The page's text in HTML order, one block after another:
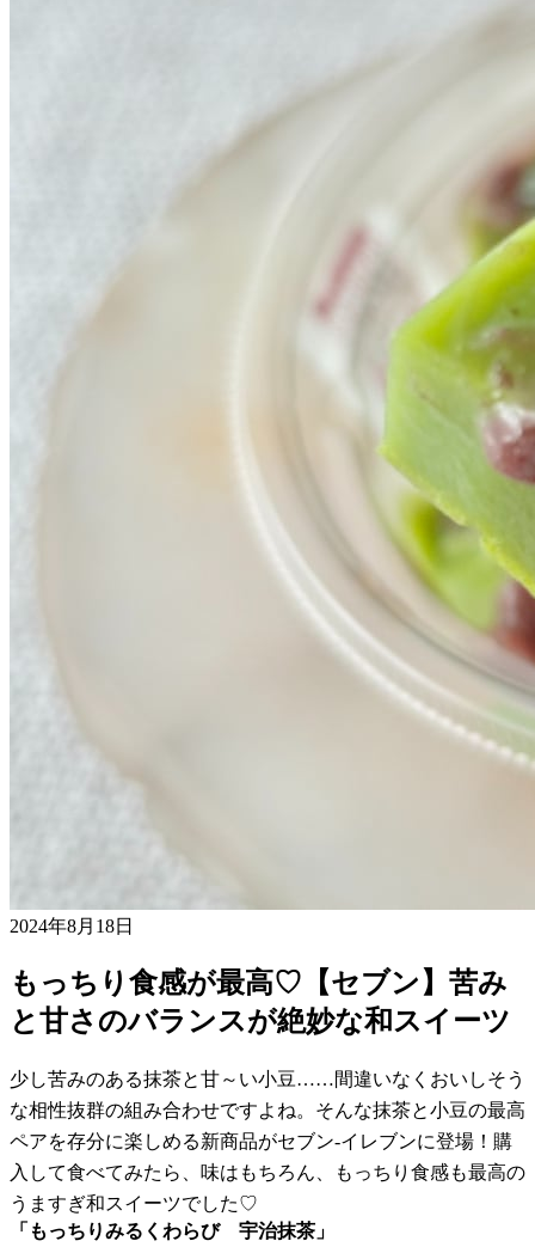
2024年8月18日
もっちり食感が最高♡【セブン】苦み
と甘さのバランスが絶妙な和スイーツ
少し苦みのある抹茶と甘～い小豆……間違いなくおいしそう
な相性抜群の組み合わせですよね。そんな抹茶と小豆の最高
ペアを存分に楽しめる新商品がセブン-イレブンに登場！購
入して食べてみたら、味はもちろん、もっちり食感も最高の
うますぎ和スイーツでした♡
「もっちりみるくわらび 宇治抹茶」